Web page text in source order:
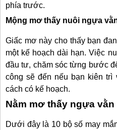
phía trước.
Mộng mơ thấy nuôi ngựa
Giấc mơ này cho thấy bạn
một kế hoạch dài hạn. Việc
đầu tư, chăm sóc từng bước
công sẽ đến nếu bạn kiên
cách có kế hoạch.
Nằm mơ thấy ngựa
Dưới đây là 10 bộ số may